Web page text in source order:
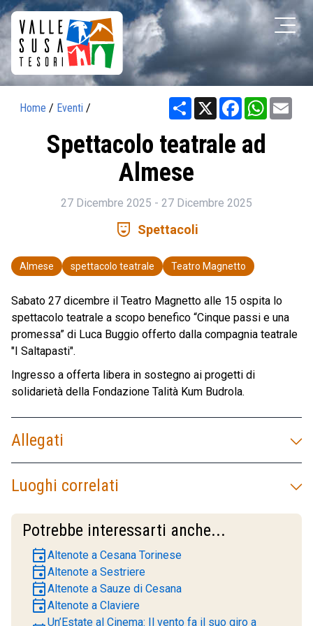
Home / Eventi / Share X Facebook
Spettacolo teatrale ad
Almese
27 Dicembre 2025 - 27 Dicembre 2025
comedy_mask Spettacoli
Almese spettacolo teatrale Teatro Magnetto
Sabato 27 dicembre il Teatro Magnetto alle 15 ospita lo
spettacolo teatrale a scopo benefico “Cinque passi e una
promessa” di Luca Buggio offerto dalla compagnia teatrale
"I Saltapasti".
Ingresso a offerta libera in sostegno ai progetti di
solidarietà della Fondazione Talità Kum Budrola.
Allegati
Luoghi correlati
Potrebbe interessarti anche...
eventAltenote a Cesana Torinese
eventAltenote a Sestriere
eventAltenote a Sauze di Cesana
eventAltenote a Claviere
Un’Estate al Cinema: Il vento fa il suo giro a